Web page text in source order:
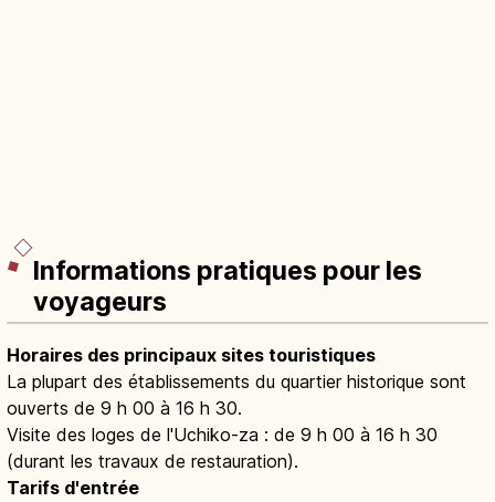
Informations pratiques pour les
voyageurs
Horaires des principaux sites touristiques
La plupart des établissements du quartier historique sont
ouverts de 9 h 00 à 16 h 30.
Visite des loges de l'Uchiko-za : de 9 h 00 à 16 h 30
(durant les travaux de restauration).
Tarifs d'entrée